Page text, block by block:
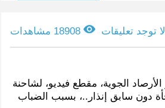
لا توجد تعليقات 18908 مشاهدات
الجوية، مقطع فيديو، لشاحنة
دون سابق إنذار..، بسبب الضباب